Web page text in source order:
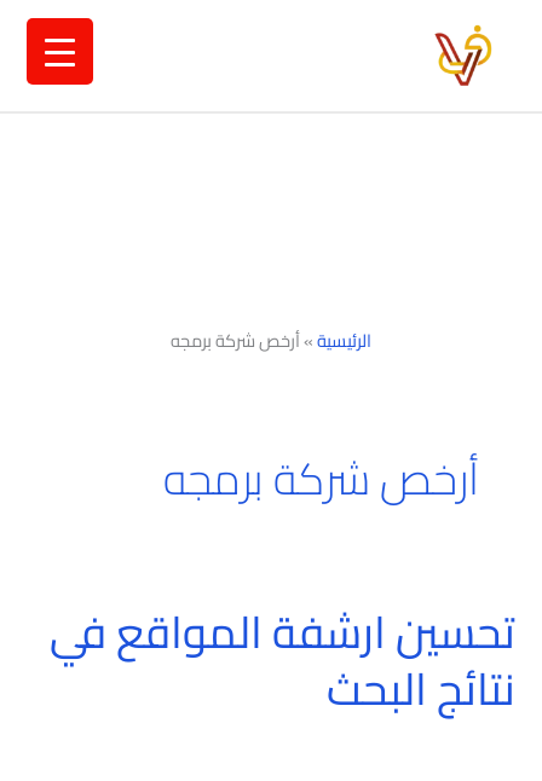
الرئيسية»أرخص شركة برمجه
أرخص شركة برمجه
تحسين ارشفة المواقع في
نتائج البحث
تحسين
ارشفة
المواقع
في